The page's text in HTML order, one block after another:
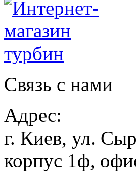
Связь с нами
Адрес:
г. Киев, ул.
корпус 1ф,